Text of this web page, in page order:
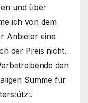
und über
ich von dem
Anbieter eine
der Preis nicht.
den
Summe für